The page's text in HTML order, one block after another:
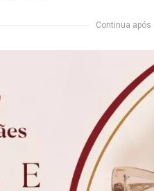
Continua após